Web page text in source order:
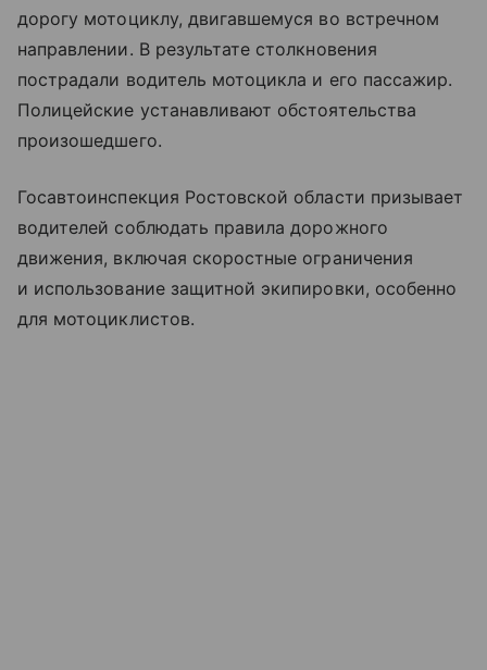
дорогу мотоциклу, двигавшемуся во встречном
направлении. В результате столкновения
пострадали водитель мотоцикла и его пассажир.
Полицейские устанавливают обстоятельства
произошедшего.
Госавтоинспекция Ростовской области призывает
водителей соблюдать правила дорожного
движения, включая скоростные ограничения
и использование защитной экипировки, особенно
для мотоциклистов.